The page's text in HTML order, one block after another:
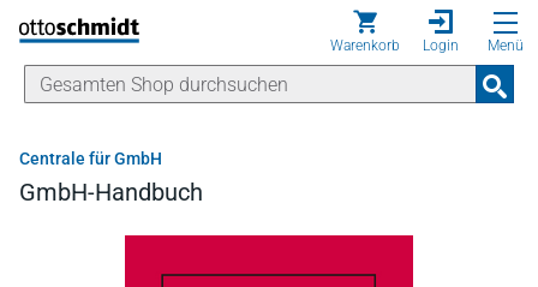
Direkt zum Inhalt
Warenkorb Login Menü
Centrale für GmbH
GmbH-Handbuch